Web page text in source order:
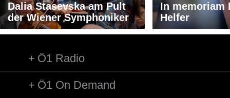
Dalia Stasevska am Pult
der Wiener Symphoniker
In memoriam
Helfer
Ö1 Radio
Ö1 On Demand